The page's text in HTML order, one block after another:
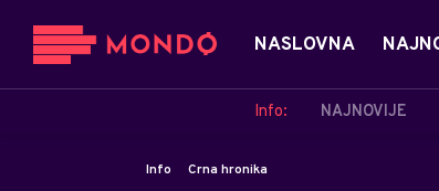
NASLOVNA
Info: NAJNOVIJE
Info Crna hronika